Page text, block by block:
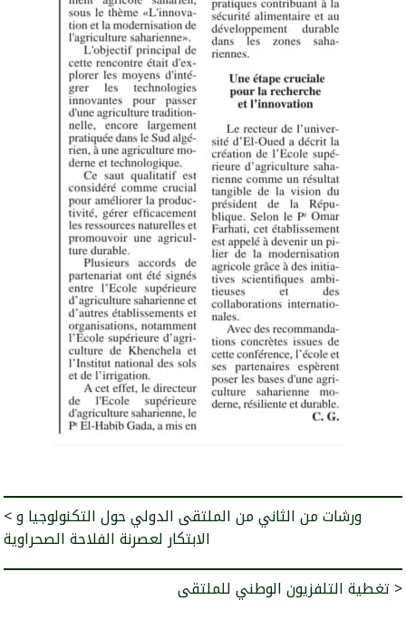
< ورشات من الثاني من الملتقى الدولي حول التكنولوجيا و
الابتكار لعصرنة الفلاحة الصحراوية
تغطية التلفزيون الوطني للملتقى >